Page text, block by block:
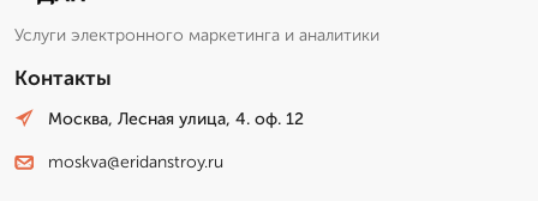
Услуги электронного маркетинга и аналитики
Контакты
Москва, Лесная улица, 4. оф. 12
moskva@eridanstroy.ru